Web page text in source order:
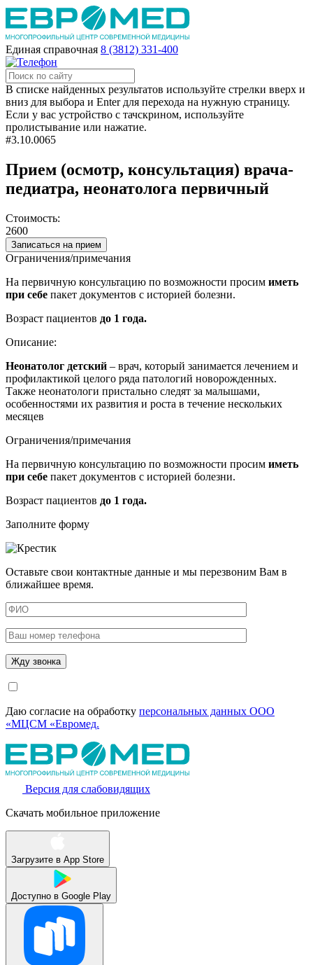
Единая справочная 8 (3812) 331-400
В списке найденных результатов используйте стрелки вверх и
вниз для выбора и Enter для перехода на нужную страницу.
Если у вас устройство с тачскрином, используйте
пролистывание или нажатие.
#3.10.0065
Прием (осмотр, консультация) врача-
педиатра, неонатолога первичный
Стоимость:
2600
Записаться на прием
Ограничения/примечания
На первичную консультацию по возможности просим иметь
при себе пакет документов с историей болезни.
Возраст пациентов до 1 года.
Описание:
Неонатолог детский – врач, который занимается лечением и
профилактикой целого ряда патологий новорожденных.
Также неонатологи пристально следят за малышами,
особенностями их развития и роста в течение нескольких
месяцев
Ограничения/примечания
На первичную консультацию по возможности просим иметь
при себе пакет документов с историей болезни.
Возраст пациентов до 1 года.
Заполните форму
Оставьте свои контактные данные и мы перезвоним Вам в
ближайшее время.
Даю согласие на обработку персональных данных ООО
«МЦСМ «Евромед.
Версия для слабовидящих
Скачать мобильное приложение
Загрузите в App Store
Доступно в Google Play